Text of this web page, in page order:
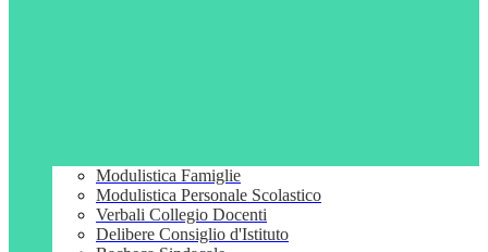
Modulistica Famiglie
Modulistica Personale Scolastico
Verbali Collegio Docenti
Delibere Consiglio d'Istituto